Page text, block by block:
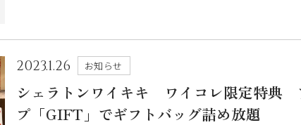
2023.1.26 お知らせ
シェラトンワイキキ ワイコレ限定特典
プ「GIFT」でギフトバッグ詰め放題